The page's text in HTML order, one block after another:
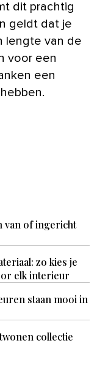
dit prachtig
geldt dat je
lengte van de
voor een
een
van of ingericht
zo kies je
elk interieur
staan mooi in
collectie